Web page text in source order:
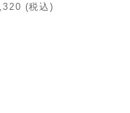
(税込)